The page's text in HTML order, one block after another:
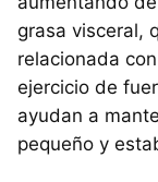
grasa visceral,
relacionada
ejercicio de
ayudan a
pequeño y